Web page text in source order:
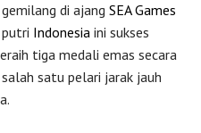
gemilang di ajang SEA Games
Indonesia ini sukses
tiga medali emas secara
satu pelari jarak jauh